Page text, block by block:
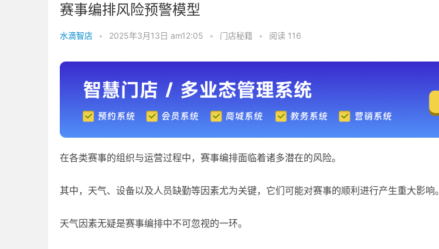
赛事编排风险预警模型
水滴智店 • 2025年3月13日 am12:05 • 门店秘籍 • 阅读 116
在各类赛事的组织与运营过程中，赛事编排面临着诸多潜在的风险。
其中，天气、设备以及人员缺勤等因素尤为关键，它们可能对赛事的顺利进行产生重大影响。
天气因素无疑是赛事编排中不可忽视的一环。